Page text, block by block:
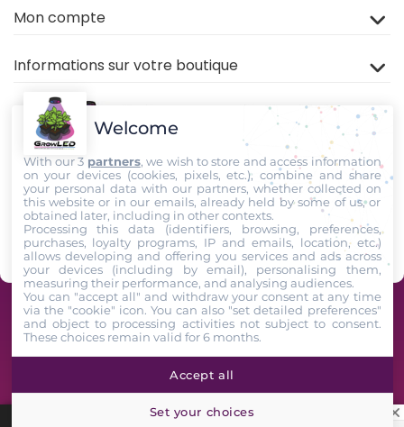
Mon compte
Informations sur votre boutique
Rejoignez nous surTIKTOK,Youtube etFacebook!
Suivez-Nous
GrowLED - Équipe de passionnés horticoles à votre service depuis 2009 -
2026. All Rights Reserved
Avis clients GrowLED : 4,7/5 sur 1743 avis vérifiés King-Avis
Welcome
With our 3 partners, we wish to store and access information
on your devices (cookies, pixels, etc.), combine and share
your personal data with our partners, whether collected on
this website or in our emails, already held by some of us, or
obtained later, including in other contexts.
Processing this data (identifiers, browsing, preferences,
purchases, loyalty programs, IP and emails, location, etc.)
allows developing and offering you services and ads across
your devices (including by email), personalising them,
measuring their performance, and analysing audiences.
You can "accept all" and withdraw your consent at any time
via the "cookie" icon. You can also "set detailed preferences"
and object to processing activities not subject to consent.
These choices remain valid for 6 months.
Set your choices
Accept all